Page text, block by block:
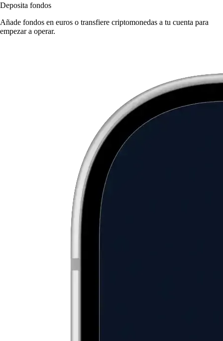
Deposita fondos
Añade fondos en euros o transfiere criptomonedas a tu cuenta para
empezar a operar.